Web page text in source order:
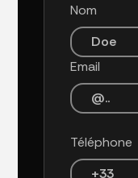
Nom
Email
Téléphone